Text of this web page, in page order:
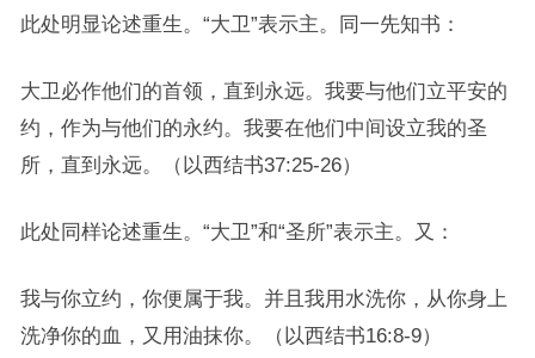
此处明显论述重生。“大卫”表示主。同一先知书：
大卫必作他们的首领，直到永远。我要与他们立平安的
约，作为与他们的永约。我要在他们中间设立我的圣
所，直到永远。（以西结书37:25-26）
此处同样论述重生。“大卫”和“圣所”表示主。又：
我与你立约，你便属于我。并且我用水洗你，从你身上
洗净你的血，又用油抹你。（以西结书16:8-9）